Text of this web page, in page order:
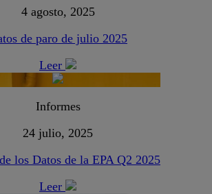
4 agosto, 2025
de paro de julio 2025
Leer
Informes
24 julio, 2025
los Datos de la EPA Q2 2025
Leer